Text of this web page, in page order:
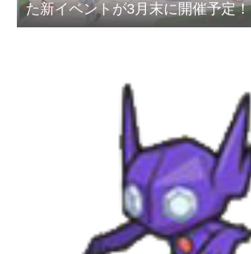
た新イベントが3月末に開催予定！